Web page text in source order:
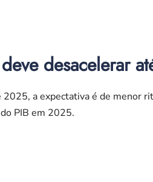
desacelerar
2025, a expectativa é de menor
PIB em 2025.